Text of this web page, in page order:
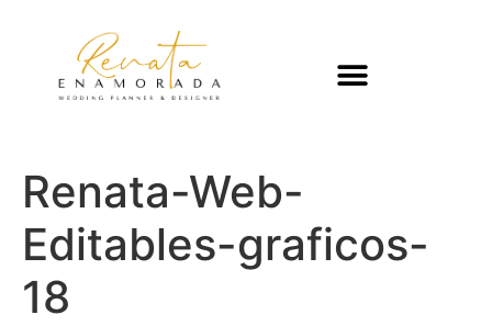
Renata-Web-
Editables-graficos-
18